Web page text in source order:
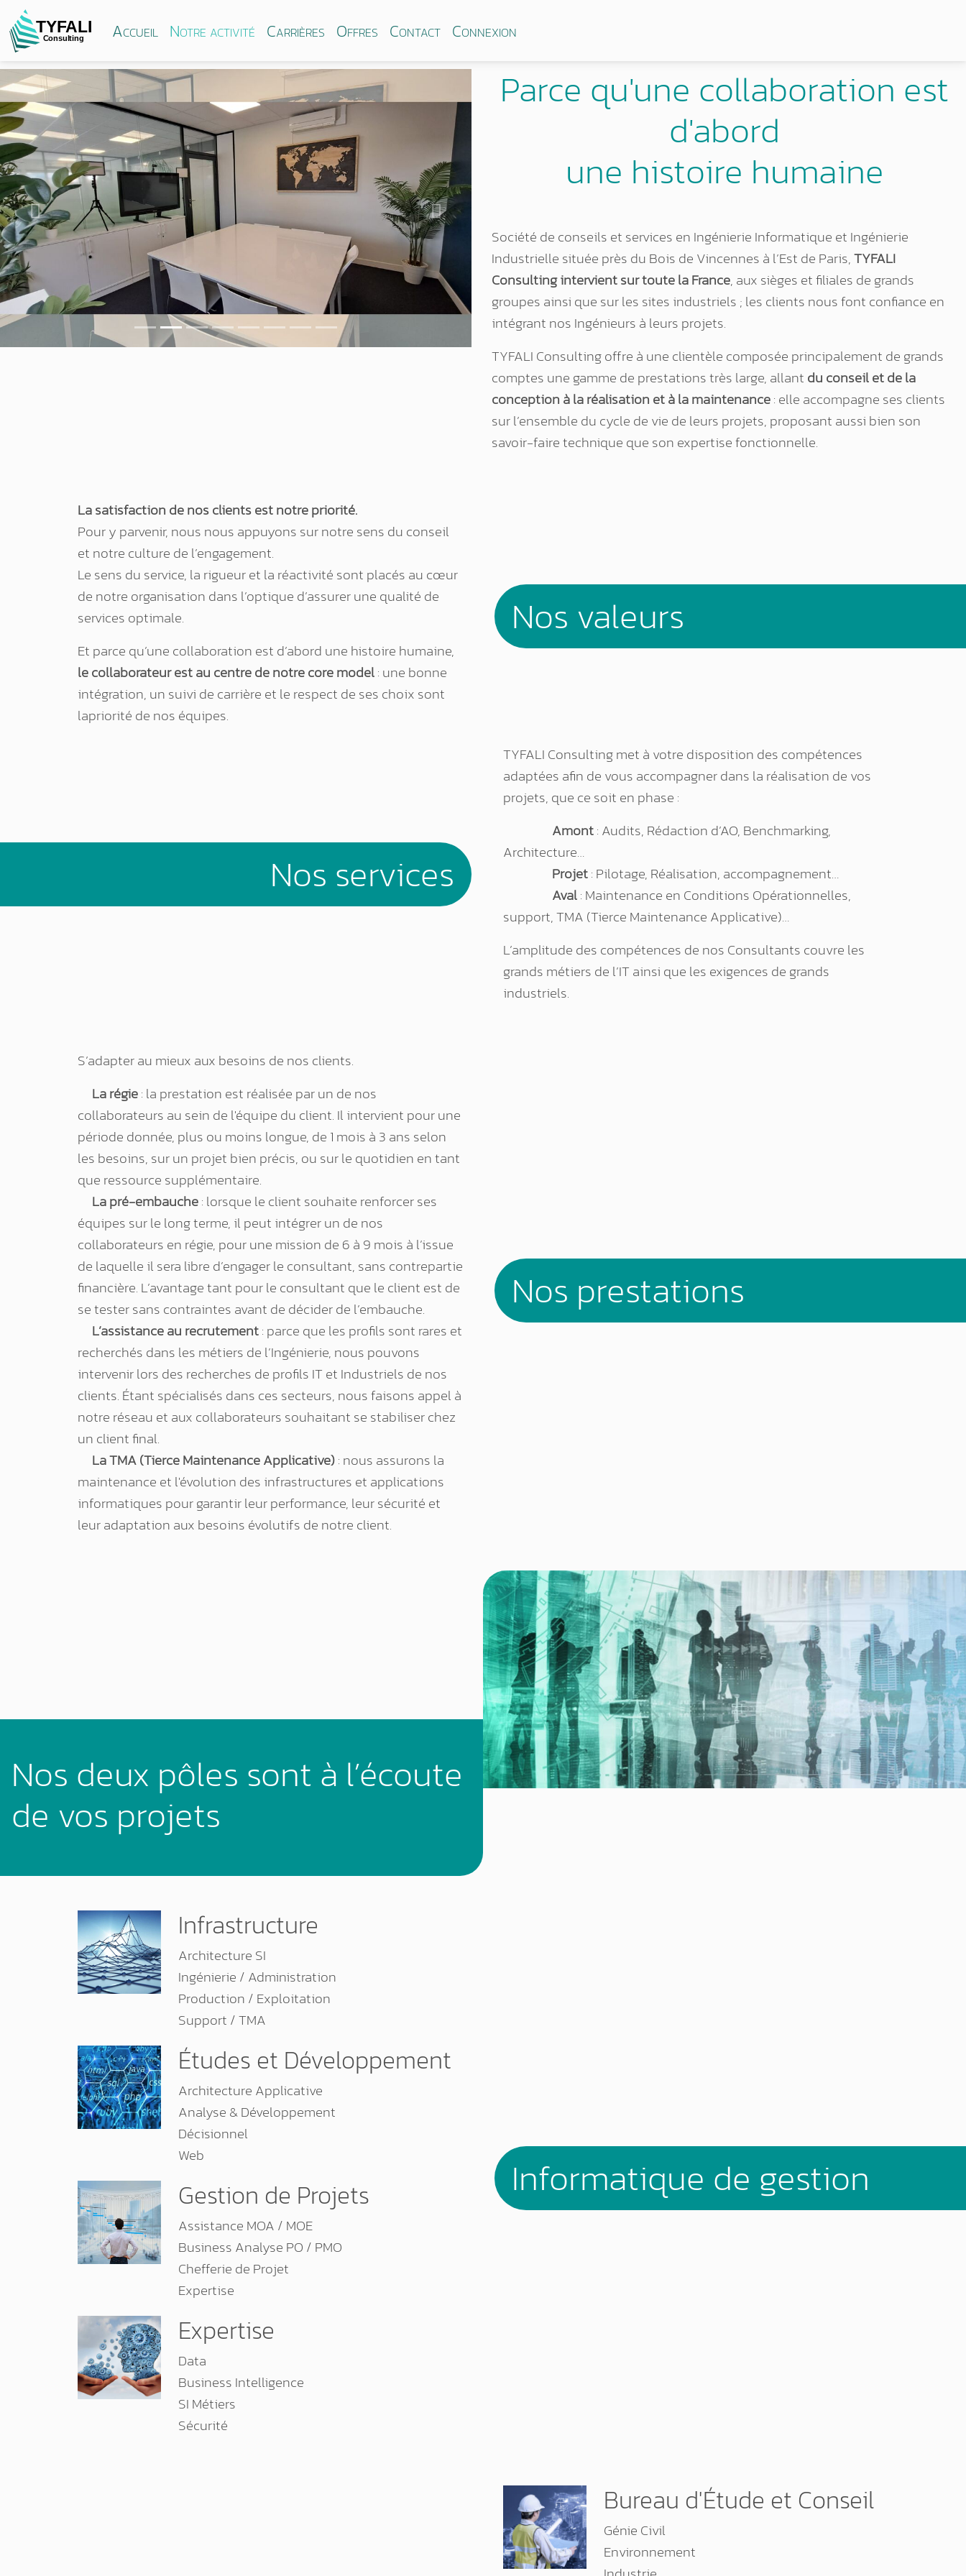
TYFALI
Consulting Accueil Notre activité Carrières Offres Contact Connexion
Previous Next
Parce qu'une collaboration est
d'abord
une histoire humaine
Société de conseils et services en Ingénierie Informatique et Ingénierie
Industrielle située près du Bois de Vincennes à l’Est de Paris,TYFALI
Consulting intervient sur toute la France, aux sièges et filiales de grands
groupes ainsi que sur les sites industriels ; les clients nous font confiance en
intégrant nos Ingénieurs à leurs projets.
TYFALI Consulting offre à une clientèle composée principalement de grands
comptes une gamme de prestations très large, allant du conseil et de la
conception à la réalisation et à la maintenance: elle accompagne ses clients
sur l’ensemble du cycle de vie de leurs projets, proposant aussi bien son
savoir-faire technique que son expertise fonctionnelle.
La satisfaction de nos clients est notre priorité.
Pour y parvenir, nous nous appuyons sur notre sens du conseil
et notre culture de l’engagement.
Le sens du service, la rigueur et la réactivité sont placés au cœur
de notre organisation dans l’optique d’assurer une qualité de
services optimale.
Et parce qu’une collaboration est d’abord une histoire humaine,
le collaborateur est au centre de notre core model: une bonne
intégration, un suivi de carrière et le respect de ses choix sont
lapriorité de nos équipes.
Nos valeurs
Nos services
TYFALI Consulting met à votre disposition des compétences
adaptées afin de vous accompagner dans la réalisation de vos
projets, que ce soit en phase :
Amont: Audits, Rédaction d’AO, Benchmarking,
Architecture…
Projet: Pilotage, Réalisation, accompagnement…
Aval: Maintenance en Conditions Opérationnelles,
support, TMA (Tierce Maintenance Applicative)…
L’amplitude des compétences de nos Consultants couvre les
grands métiers de l’IT ainsi que les exigences de grands
industriels.
S’adapter au mieux aux besoins de nos clients.
La régie: la prestation est réalisée par un de nos
collaborateurs au sein de l'équipe du client. Il intervient pour une
période donnée, plus ou moins longue, de 1 mois à 3 ans selon
les besoins, sur un projet bien précis, ou sur le quotidien en tant
que ressource supplémentaire.
La pré-embauche: lorsque le client souhaite renforcer ses
équipes sur le long terme, il peut intégrer un de nos
collaborateurs en régie, pour une mission de 6 à 9 mois à l’issue
de laquelle il sera libre d’engager le consultant, sans contrepartie
financière. L’avantage tant pour le consultant que le client est de
se tester sans contraintes avant de décider de l’embauche.
L’assistance au recrutement: parce que les profils sont rares et
recherchés dans les métiers de l’Ingénierie, nous pouvons
intervenir lors des recherches de profils IT et Industriels de nos
clients. Étant spécialisés dans ces secteurs, nous faisons appel à
notre réseau et aux collaborateurs souhaitant se stabiliser chez
un client final.
La TMA (Tierce Maintenance Applicative): nous assurons la
maintenance et l'évolution des infrastructures et applications
informatiques pour garantir leur performance, leur sécurité et
leur adaptation aux besoins évolutifs de notre client.
Nos prestations
Nos deux pôles sont à l’écoute
de vos projets
Infrastructure
Architecture SI
Ingénierie / Administration
Production / Exploitation
Support / TMA
Études et Développement
Architecture Applicative
Analyse & Développement
Décisionnel
Web
Gestion de Projets
Assistance MOA / MOE
Business Analyse PO / PMO
Chefferie de Projet
Expertise
Expertise
Data
Business Intelligence
SI Métiers
Sécurité
Informatique de gestion
Bureau d'Étude et Conseil
Génie Civil
Environnement